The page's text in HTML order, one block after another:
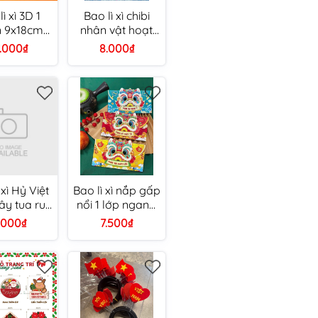
xì 3D 1
9x18cm
1 cái)
Bao lì xì chibi
nhân vật hoạt
hình
8.000₫
Hỷ Việt
tua rua
Bao lì xì nắp gấp
nổi 1 lớp ngang
9x17cm (3 cái/
7.500₫